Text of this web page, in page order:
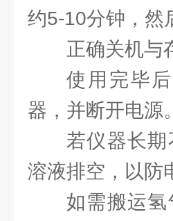
约5-10分钟，然
正确关机与
使用完毕
器，并断开电源。
若仪器长
溶液排空，以防
如需搬运